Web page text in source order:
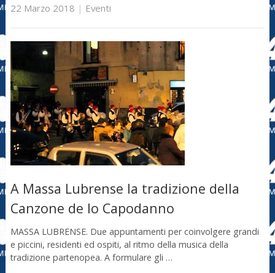
22 Marzo 2018 | Eventi
A Massa Lubrense la tradizione della
Canzone de lo Capodanno
MASSA LUBRENSE. Due appuntamenti per coinvolgere grandi
e piccini, residenti ed ospiti, al ritmo della musica della
tradizione partenopea. A formulare gli …